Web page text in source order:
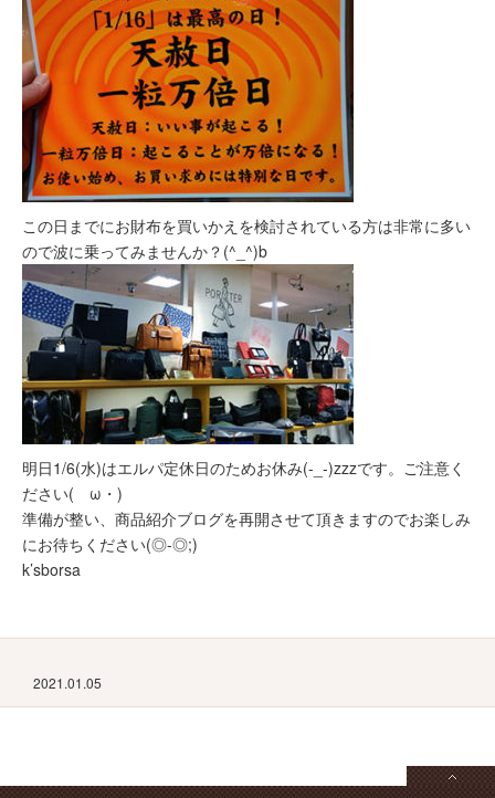
この日までにお財布を買いかえを検討されている方は非常に多い
ので波に乗ってみませんか？(^_^)b
明日1/6(水)はエルパ定休日のためお休み(-_-)zzzです。ご注意く
ださい(ゝω・)
準備が整い、商品紹介ブログを再開させて頂きますのでお楽しみ
にお待ちください(◎-◎;)
k’sborsa
2021.01.05